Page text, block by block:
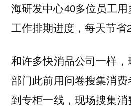
海研发中心40多位员工
工作排期进度，每天节省
和许多快消品公司一样
部门此前用问卷搜集消
到专柜一线，现场搜集